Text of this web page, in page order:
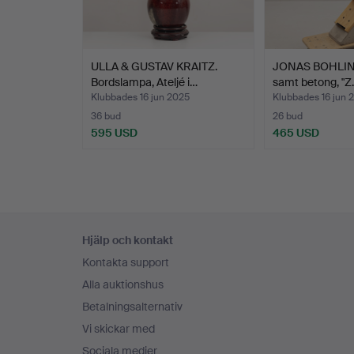
ULLA & GUSTAV KRAITZ.
Bordslampa, Ateljé i…
Klubbades 16 jun 2025
36 bud
595 USD
JONAS
samt betong,
Klubbades 16 jun
26 bud
465 USD
Hjälp och kontakt
Kontakta support
Alla auktionshus
Betalningsalternativ
Vi skickar med